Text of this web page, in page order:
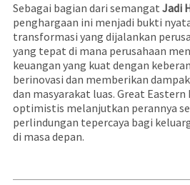
Sebagai bagian dari semangat Jadi
penghargaan ini menjadi bukti
transformasi yang dijalankan
yang tepat di mana perusahaan
keuangan yang kuat dengan
berinovasi dan memberikan
dan masyarakat luas. Great Eastern
optimistis melanjutkan perannya
perlindungan tepercaya bagi
di masa depan.